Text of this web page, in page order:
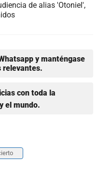
de alias 'Otoniel',
y manténgase
relevantes.
con toda la
el mundo.